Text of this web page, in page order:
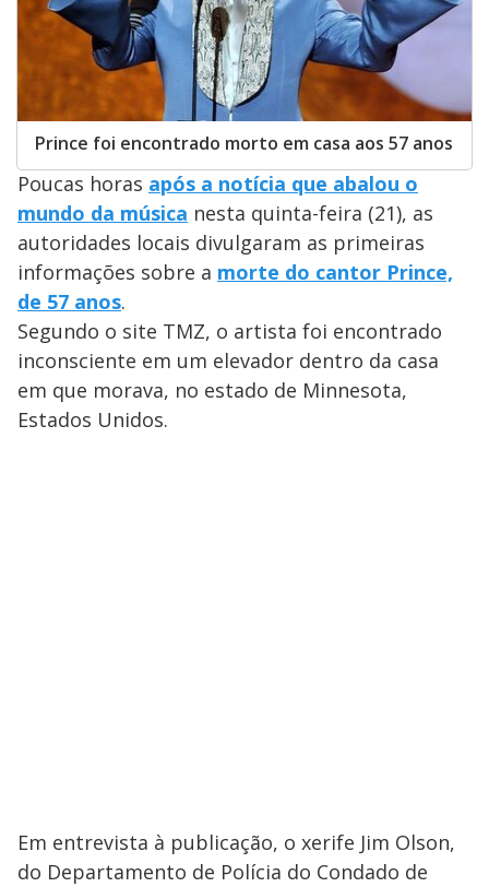
Prince foi encontrado morto em casa aos 57 anos
Poucas horas após a notícia que abalou o
mundo da música nesta quinta-feira (21), as
autoridades locais divulgaram as primeiras
informações sobre a morte do cantor Prince,
de 57 anos.
Segundo o site TMZ, o artista foi encontrado
inconsciente em um elevador dentro da casa
em que morava, no estado de Minnesota,
Estados Unidos.
Em entrevista à publicação, o xerife Jim Olson,
do Departamento de Polícia do Condado de